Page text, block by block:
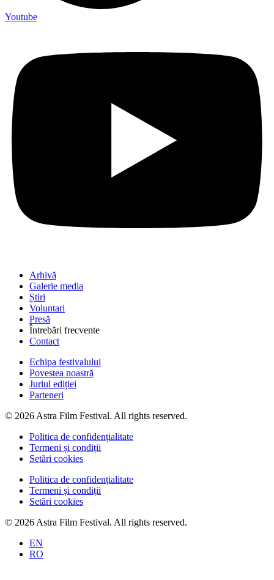
Youtube
Arhivă
Galerie media
Știri
Voluntari
Presă
Întrebări frecvente
Contact
Echipa festivalului
Povestea noastră
Juriul ediției
Parteneri
© 2026 Astra Film Festival. All rights reserved.
Politica de confidențialitate
Termeni și condiții
Setări cookies
Politica de confidențialitate
Termeni și condiții
Setări cookies
© 2026 Astra Film Festival. All rights reserved.
EN
RO